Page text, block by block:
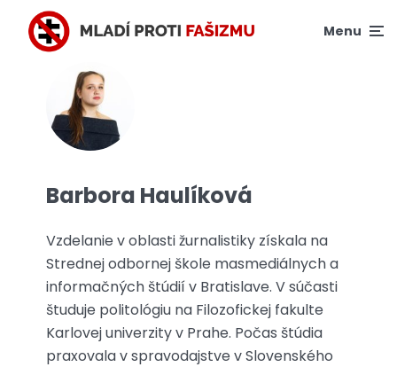
Menu
Barbora Haulíková
Vzdelanie v oblasti žurnalistiky získala na
Strednej odbornej škole masmediálnych a
informačných štúdií v Bratislave. V súčasti
študuje politológiu na Filozofickej fakulte
Karlovej univerzity v Prahe. Počas štúdia
praxovala v spravodajstve v Slovenského